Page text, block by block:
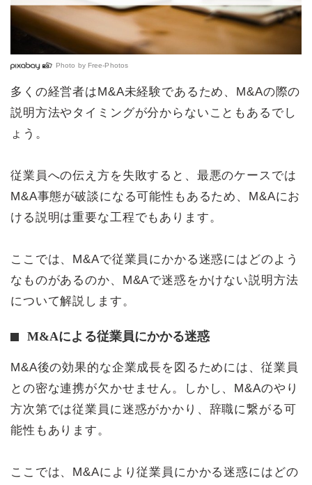
Photo by Free-Photos
多くの経営者はM&A未経験であるため、M&Aの際の
説明方法やタイミングが分からないこともあるでし
ょう。
従業員への伝え方を失敗すると、最悪のケースでは
M&A事態が破談になる可能性もあるため、M&Aにお
ける説明は重要な工程でもあります。
ここでは、M&Aで従業員にかかる迷惑にはどのよう
なものがあるのか、M&Aで迷惑をかけない説明方法
について解説します。
M&Aによる従業員にかかる迷惑
M&A後の効果的な企業成長を図るためには、従業員
との密な連携が欠かせません。しかし、M&Aのやり
方次第では従業員に迷惑がかかり、辞職に繋がる可
能性もあります。
ここでは、M&Aにより従業員にかかる迷惑にはどの